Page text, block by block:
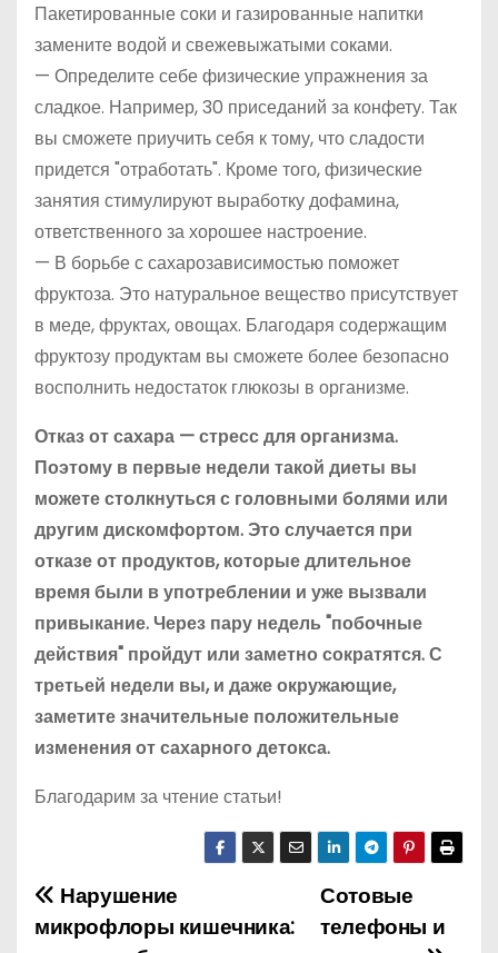
Пакетированные соки и газированные напитки
замените водой и свежевыжатыми соками.
— Определите себе физические упражнения за
сладкое. Например, 30 приседаний за конфету. Так
вы сможете приучить себя к тому, что сладости
придется "отработать". Кроме того, физические
занятия стимулируют выработку дофамина,
ответственного за хорошее настроение.
— В борьбе с сахарозависимостью поможет
фруктоза. Это натуральное вещество присутствует
в меде, фруктах, овощах. Благодаря содержащим
фруктозу продуктам вы сможете более безопасно
восполнить недостаток глюкозы в организме.
Отказ от сахара — стресс для организма.
Поэтому в первые недели такой диеты вы
можете столкнуться с головными болями или
другим дискомфортом. Это случается при
отказе от продуктов, которые длительное
время были в употреблении и уже вызвали
привыкание. Через пару недель "побочные
действия" пройдут или заметно сократятся. С
третьей недели вы, и даже окружающие,
заметите значительные положительные
изменения от сахарного детокса.
Благодарим за чтение статьи!
Н
Сотовые
телефоны и
Нарушение
микрофлоры кишечника: